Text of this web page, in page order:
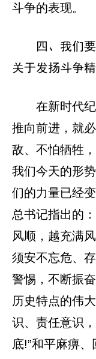
斗争的表现。
四、我们
关于发扬斗争
在新时代
推向前进，就
敌、不怕牺牲
我们今天的形
们的力量已经
总书记指出的
风顺，越充满
须安不忘危、
警惕，不断振
历史特点的伟
识、责任意识
底!”和平麻痹、